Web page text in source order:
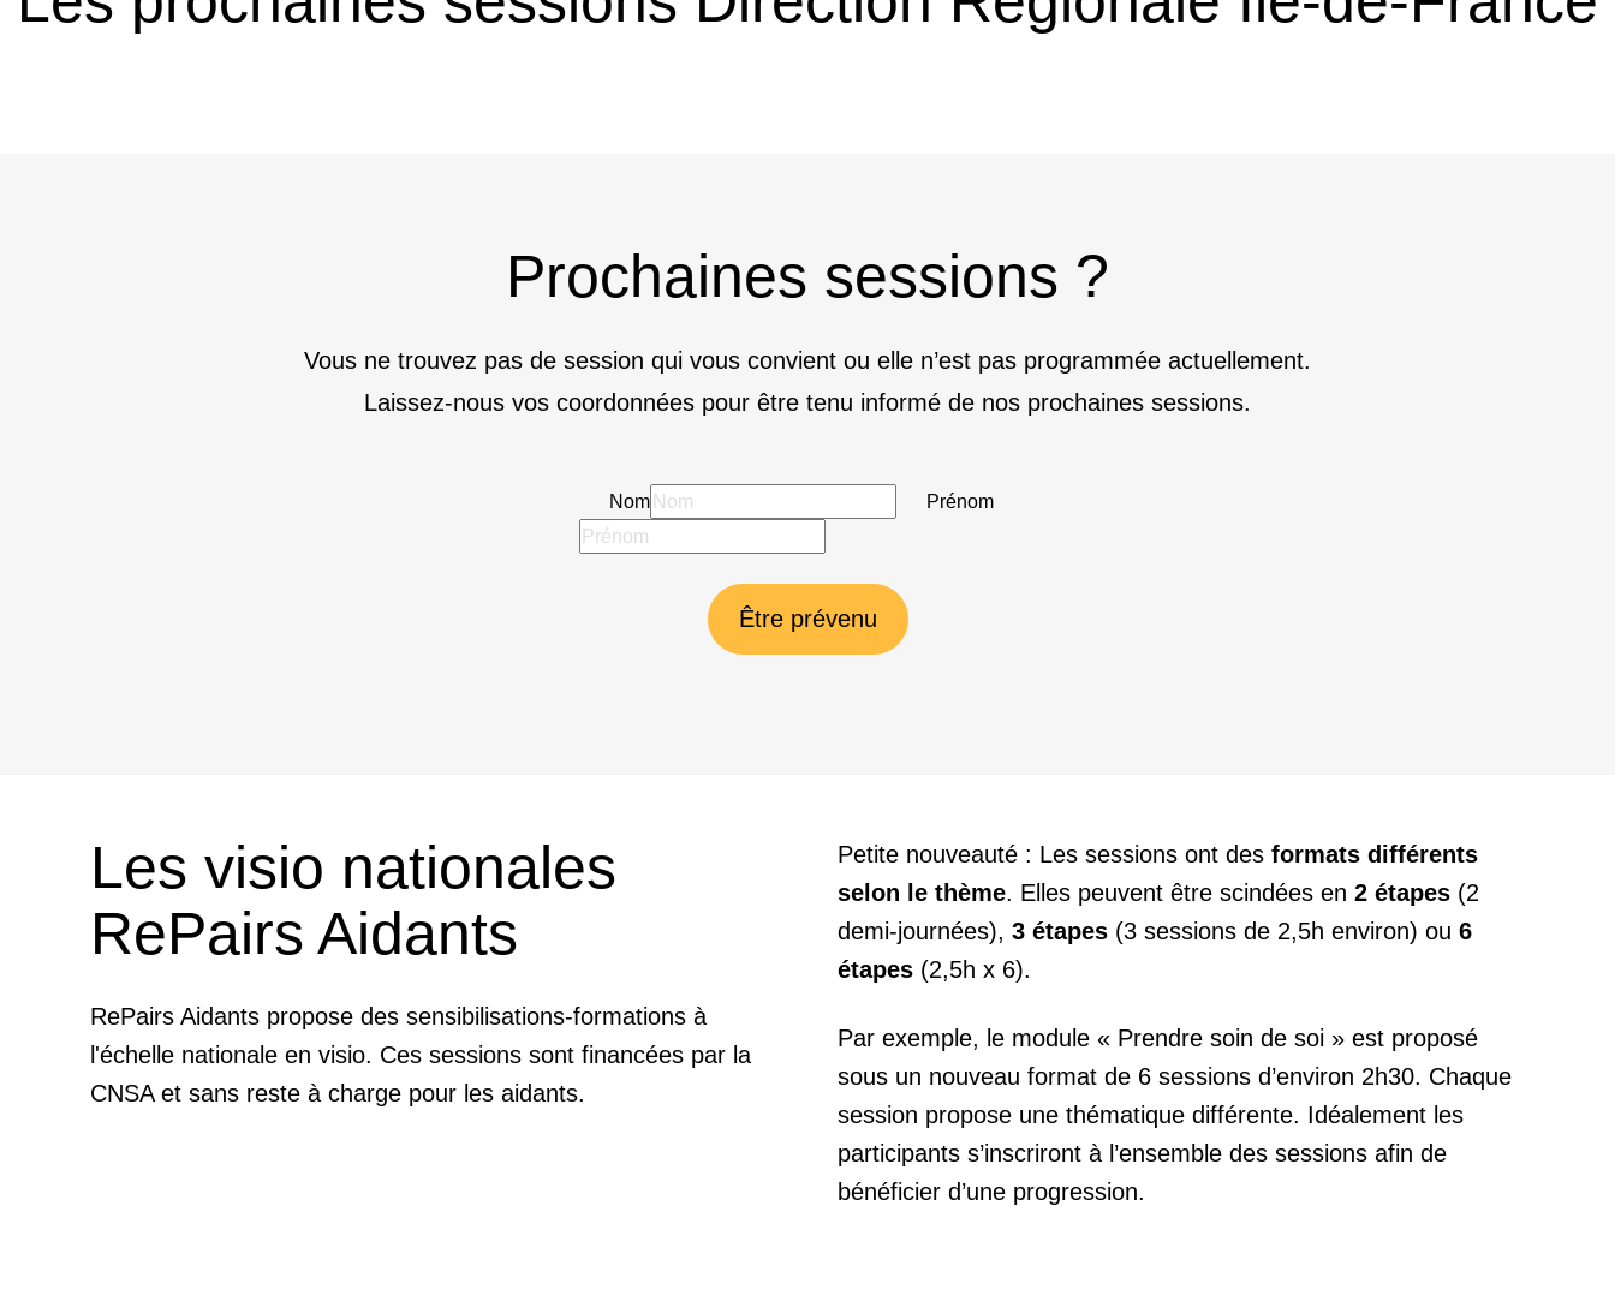
Prochaines sessions ?
Vous ne trouvez pas de session qui vous convient ou elle n’est pas programmée actuellement.
Laissez-nous vos coordonnées pour être tenu informé de nos prochaines sessions.
Nom Prénom
Être prévenu
Les visio nationales
RePairs Aidants
RePairs Aidants propose des sensibilisations-formations à
l'échelle nationale en visio. Ces sessions sont financées par la
CNSA et sans reste à charge pour les aidants.
Petite nouveauté : Les sessions ont des formats différents
selon le thème. Elles peuvent être scindées en 2 étapes (2
demi-journées), 3 étapes (3 sessions de 2,5h environ) ou 6
étapes (2,5h x 6).
Par exemple, le module « Prendre soin de soi » est proposé
sous un nouveau format de 6 sessions d’environ 2h30. Chaque
session propose une thématique différente. Idéalement les
participants s’inscriront à l’ensemble des sessions afin de
bénéficier d’une progression.